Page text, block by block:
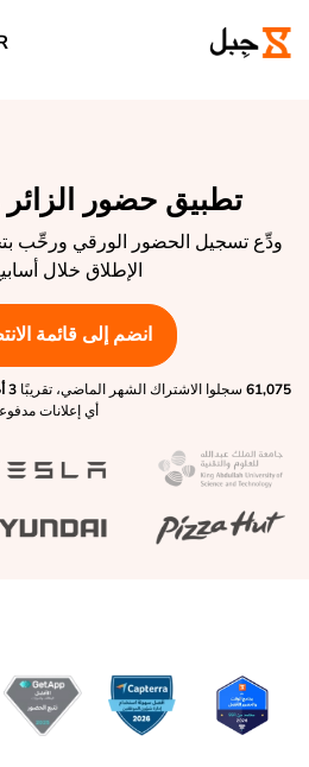
تطبيق حضور الزائر
ودِّع تسجيل الحضور الورقي ورحِّب
الإطلاق خلال
انضم إلى قائمة
61,075 سجلوا الاشتراك الشهر الماضي، تقريبًا 3 أضعاف
أي إعلانات